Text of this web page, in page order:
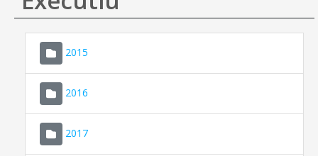
Ajuda
2015
2016
2017